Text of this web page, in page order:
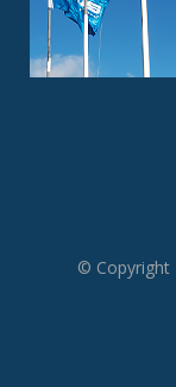
© Copyright